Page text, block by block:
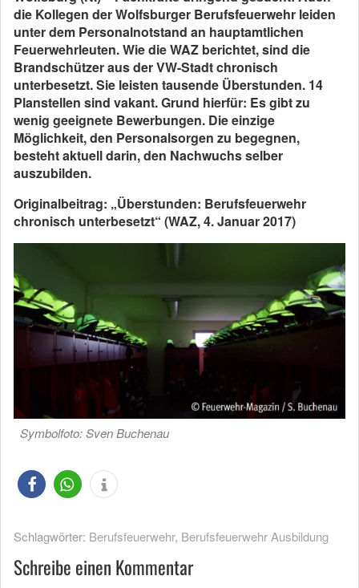
die Kollegen der Wolfsburger Berufsfeuerwehr leiden
unter dem Personalnotstand an hauptamtlichen
Feuerwehrleuten. Wie die WAZ berichtet, sind die
Brandschützer aus der VW-Stadt chronisch
unterbesetzt. Sie leisten tausende Überstunden. 14
Planstellen sind vakant. Grund hierfür: Es gibt zu
wenig geeignete Bewerbungen. Die einzige
Möglichkeit, den Personalsorgen zu begegnen,
besteht aktuell darin, den Nachwuchs selber
auszubilden.
Originalbeitrag: „Überstunden: Berufsfeuerwehr
chronisch unterbesetzt“ (WAZ, 4. Januar 2017)
Symbolfoto: Sven Buchenau
Schlagwörter: Berufsfeuerwehr, Berufsfeuerwehr Ausbildung
Schreibe einen Kommentar